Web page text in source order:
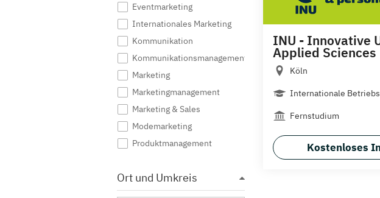
Eventmarketing
Internationales Marketing
Kommunikation
Kommunikationsmanagement
Marketing
Marketingmanagement
Marketing & Sales
Modemarketing
Produktmanagement
Sportmarketing
Tourismus Marketing
Ort und Umkreis
INU - Innovative
Applied Sciences
Köln
Internationale
Fernstudium
Kostenloses